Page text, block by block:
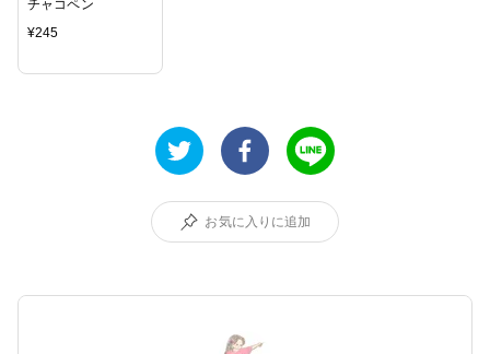
チャコペン
¥245
お気に入りに追加